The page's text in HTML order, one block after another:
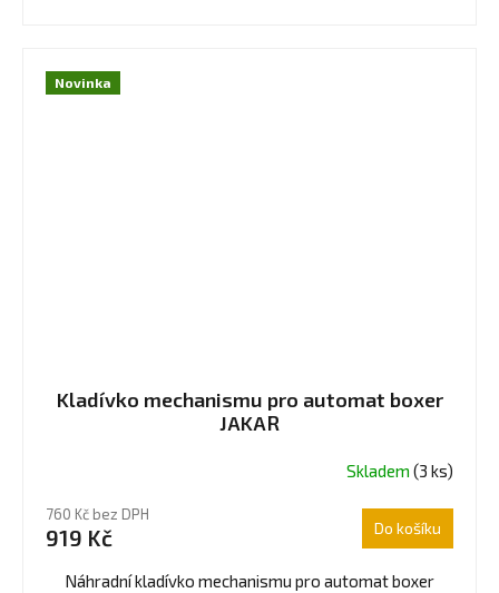
Novinka
Kladívko mechanismu pro automat boxer
JAKAR
Skladem (3 ks)
760 Kč bez DPH
919 Kč Do košíku
Náhradní kladívko mechanismu pro automat boxer